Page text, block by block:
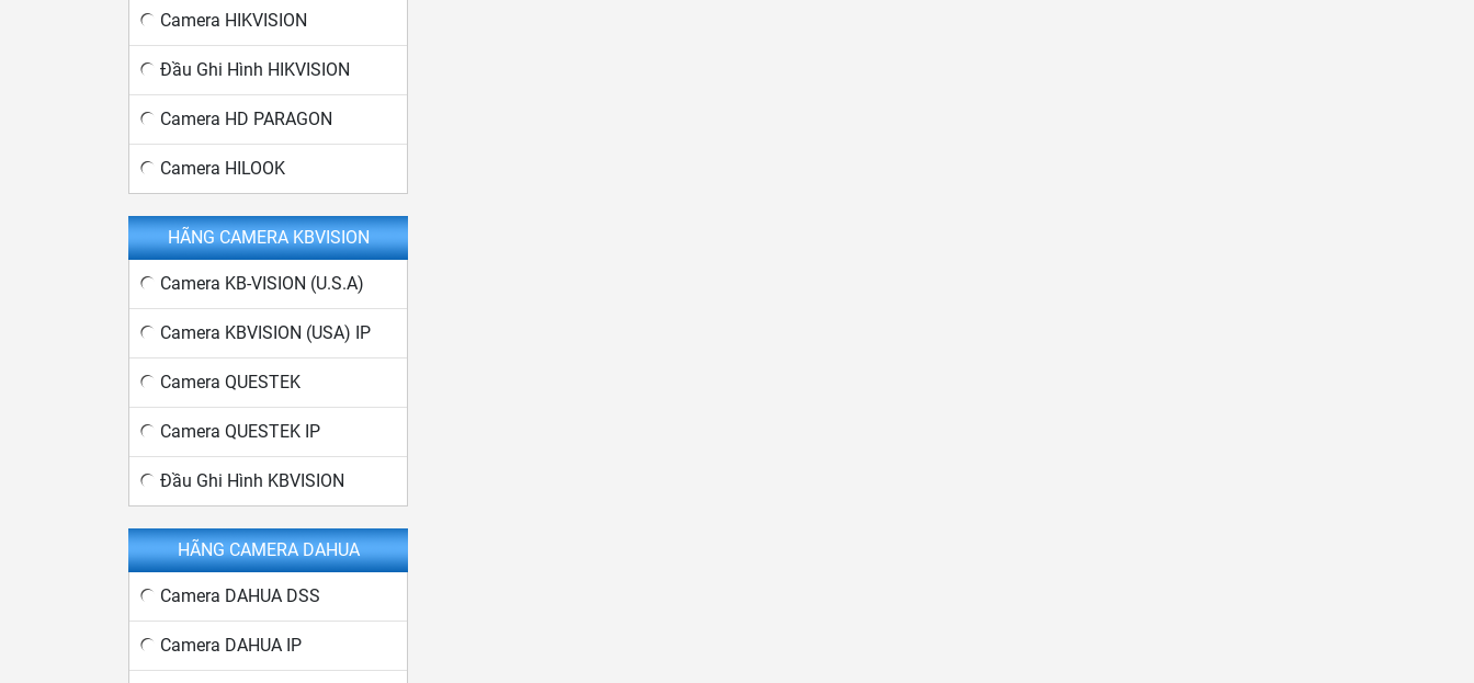
Camera HIKVISION
Đầu Ghi Hình HIKVISION
Camera HD PARAGON
Camera HILOOK
HÃNG CAMERA KBVISION
Camera KB-VISION (U.S.A)
Camera KBVISION (USA) IP
Camera QUESTEK
Camera QUESTEK IP
Đầu Ghi Hình KBVISION
HÃNG CAMERA DAHUA
Camera DAHUA DSS
Camera DAHUA IP